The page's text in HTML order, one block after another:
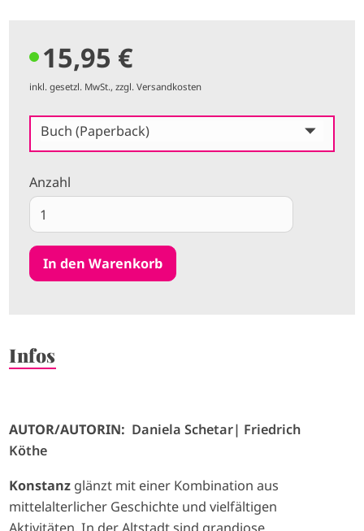
15,95 €
inkl. gesetzl. MwSt., zzgl. Versandkosten
Buch (Paperback)
Anzahl
Infos
AUTOR/AUTORIN: Daniela Schetar
Friedrich
Köthe
Konstanz glänzt mit einer Kombination aus
mittelalterlicher Geschichte und vielfältigen
Aktivitäten. In der Altstadt sind grandiose